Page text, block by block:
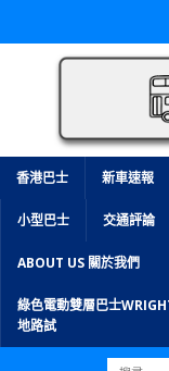
香港巴士 新車速報
小型巴士 交通評論
ABOUT US 關於我們
綠色電動雙層巴士
地路試